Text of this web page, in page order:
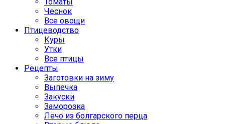
Чеснок
Все овощи
Птицеводство
Куры
Утки
Все птицы
Рецепты
Заготовки на зиму
Выпечка
Закуски
Заморозка
Лечо из болгарского перца